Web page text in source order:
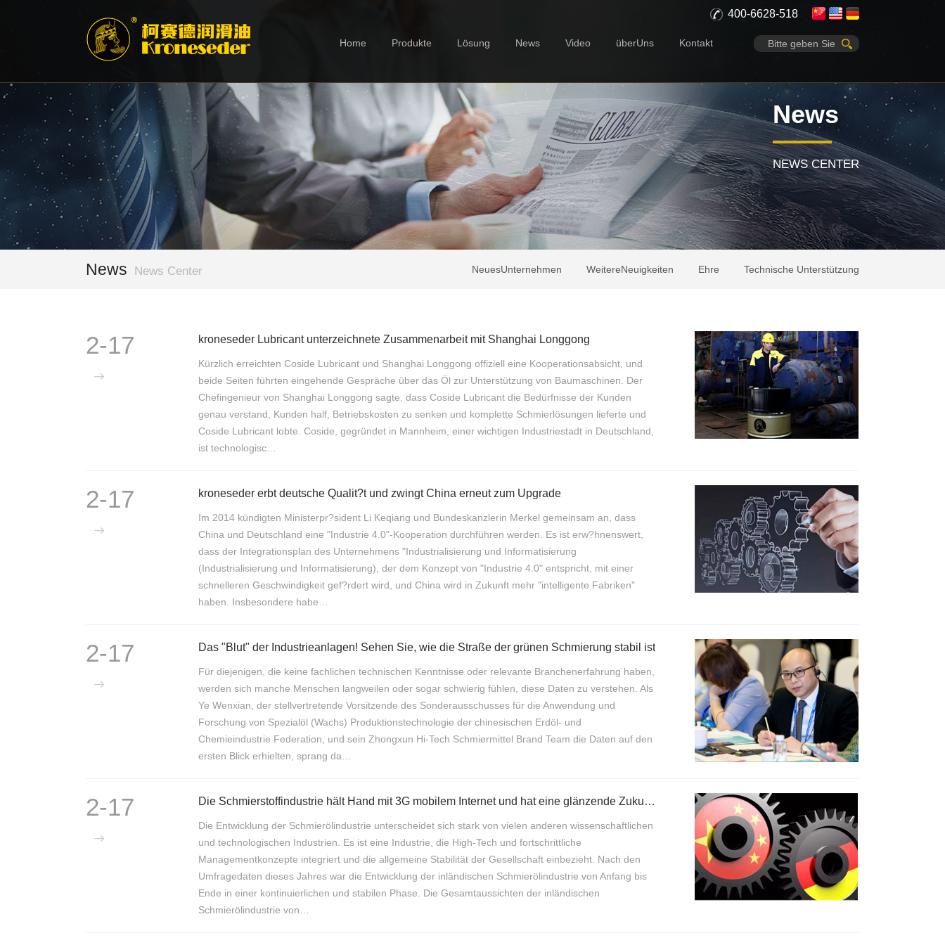
400-6628-518
Home Produkte Lösung News Video überUns Kontakt
News
NEWS CENTER
News News Center NeuesUnternehmen WeitereNeuigkeiten Ehre Technische Unterstützung
2-17 kroneseder Lubricant unterzeichnete Zusammenarbeit mit Shanghai Longgong
Kürzlich erreichten Coside Lubricant und Shanghai Longgong offiziell eine Kooperationsabsicht, und
beide Seiten führten eingehende Gespräche über das Öl zur Unterstützung von Baumaschinen. Der
Chefingenieur von Shanghai Longgong sagte, dass Coside Lubricant die Bedürfnisse der Kunden
genau verstand, Kunden half, Betriebskosten zu senken und komplette Schmierlösungen lieferte und
Coside Lubricant lobte. Coside, gegründet in Mannheim, einer wichtigen Industriestadt in Deutschland,
ist technologisc…
2-17 kroneseder erbt deutsche Qualit?t und zwingt China erneut zum Upgrade
Im 2014 kündigten Ministerpr?sident Li Keqiang und Bundeskanzlerin Merkel gemeinsam an, dass
China und Deutschland eine "Industrie 4.0"-Kooperation durchführen werden. Es ist erw?hnenswert,
dass der Integrationsplan des Unternehmens "Industrialisierung und Informatisierung
(Industrialisierung und Informatisierung), der dem Konzept von "Industrie 4.0" entspricht, mit einer
schnelleren Geschwindigkeit gef?rdert wird, und China wird in Zukunft mehr "intelligente Fabriken"
haben. Insbesondere habe…
2-17 Das "Blut" der Industrieanlagen! Sehen Sie, wie die Straße der grünen Schmierung stabil ist
Für diejenigen, die keine fachlichen technischen Kenntnisse oder relevante Branchenerfahrung haben,
werden sich manche Menschen langweilen oder sogar schwierig fühlen, diese Daten zu verstehen. Als
Ye Wenxian, der stellvertretende Vorsitzende des Sonderausschusses für die Anwendung und
Forschung von Spezialöl (Wachs) Produktionstechnologie der chinesischen Erdöl- und
Chemieindustrie Federation, und sein Zhongxun Hi-Tech Schmiermittel Brand Team die Daten auf den
ersten Blick erhielten, sprang da…
2-17 Die Schmierstoffindustrie hält Hand mit 3G mobilem Internet und hat eine glänzende Zukunft
Die Entwicklung der Schmierölindustrie unterscheidet sich stark von vielen anderen wissenschaftlichen
und technologischen Industrien. Es ist eine Industrie, die High-Tech und fortschrittliche
Managementkonzepte integriert und die allgemeine Stabilität der Gesellschaft einbezieht. Nach den
Umfragedaten dieses Jahres war die Entwicklung der inländischen Schmierölindustrie von Anfang bis
Ende in einer kontinuierlichen und stabilen Phase. Die Gesamtaussichten der inländischen
Schmierölindustrie von…